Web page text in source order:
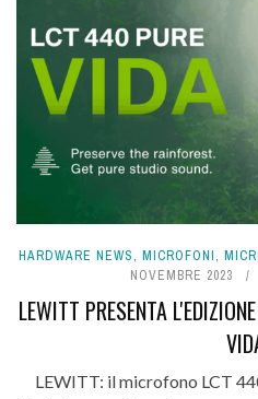
HARDWARE NEWS, MICROFONI,
NOVEMBRE 2023
LEWITT PRESENTA
LEWITT: il microfono LCT